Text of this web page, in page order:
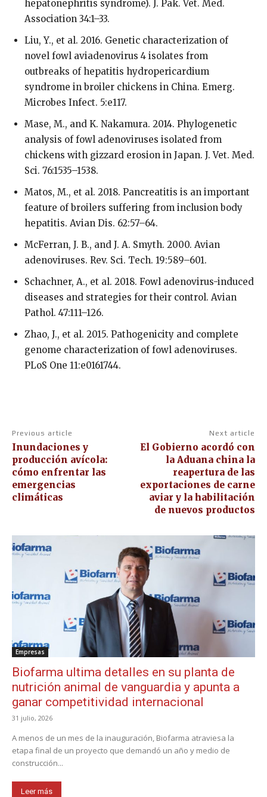
hepatonephritis syndrome). J. Pak. Vet. Med.
Association 34:1–33.
Liu, Y., et al. 2016. Genetic characterization of
novel fowl aviadenovirus 4 isolates from
outbreaks of hepatitis hydropericardium
syndrome in broiler chickens in China. Emerg.
Microbes Infect. 5:e117.
Mase, M., and K. Nakamura. 2014. Phylogenetic
analysis of fowl adenoviruses isolated from
chickens with gizzard erosion in Japan. J. Vet. Med.
Sci. 76:1535–1538.
Matos, M., et al. 2018. Pancreatitis is an important
feature of broilers suffering from inclusion body
hepatitis. Avian Dis. 62:57–64.
McFerran, J. B., and J. A. Smyth. 2000. Avian
adenoviruses. Rev. Sci. Tech. 19:589–601.
Schachner, A., et al. 2018. Fowl adenovirus-induced
diseases and strategies for their control. Avian
Pathol. 47:111–126.
Zhao, J., et al. 2015. Pathogenicity and complete
genome characterization of fowl adenoviruses.
PLoS One 11:e0161744.
Previous article
Inundaciones y
producción avícola:
cómo enfrentar las
emergencias
climáticas
Next article
El Gobierno acordó con
la Aduana china la
reapertura de las
exportaciones de carne
aviar y la habilitación
de nuevos productos
Empresas
Biofarma ultima detalles en su planta de
nutrición animal de vanguardia y apunta a
ganar competitividad internacional
31 julio, 2026
A menos de un mes de la inauguración, Biofarma atraviesa la
etapa final de un proyecto que demandó un año y medio de
construcción...
Leer más